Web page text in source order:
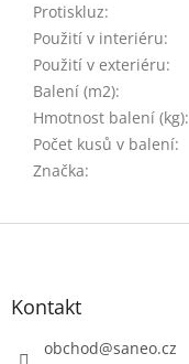
Protiskluz:
Použití v interiéru:
Použití v exteriéru:
Balení (m2):
Hmotnost balení (kg):
Počet kusů v balení:
Značka:
Z
Kontakt
obchod@saneo.cz